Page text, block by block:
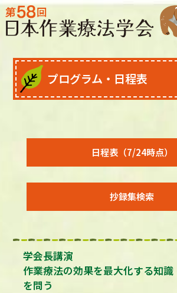
プログラム・日程表
日程表（7/24時点）
抄録集検索
学会長講演
作業療法の効果を最大化する知
を問う